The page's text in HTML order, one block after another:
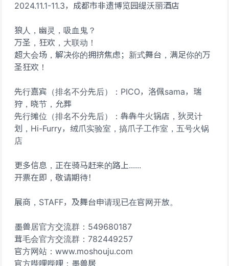
2024.11.1-11.3，成都市非遗博览园缇沃丽酒店
狼人，幽灵，吸血鬼？
万圣，狂欢，大联动！
超大会场，解决你的拥挤焦虑；新式舞台，满足你的万
圣狂欢！
先行嘉宾（排名不分先后）：PICO，洛佩sama，瑞
狩，晓节，允葬
先行摊位（排名不分先后）：犇犇牛火锅店，狄灵计
划，Hi-Furry，绒爪实验室，搞爪子工作室，五号火锅
店
更多信息，正在骑马赶来的路上......
开票在即，敬请期待！
展商，STAFF，及舞台申请现已在官网开放。
墨兽居官方交流群：549680187
茸毛会官方交流群：782449257
官方网站：www.moshouju.com
官方哔哩哔哩：墨兽居